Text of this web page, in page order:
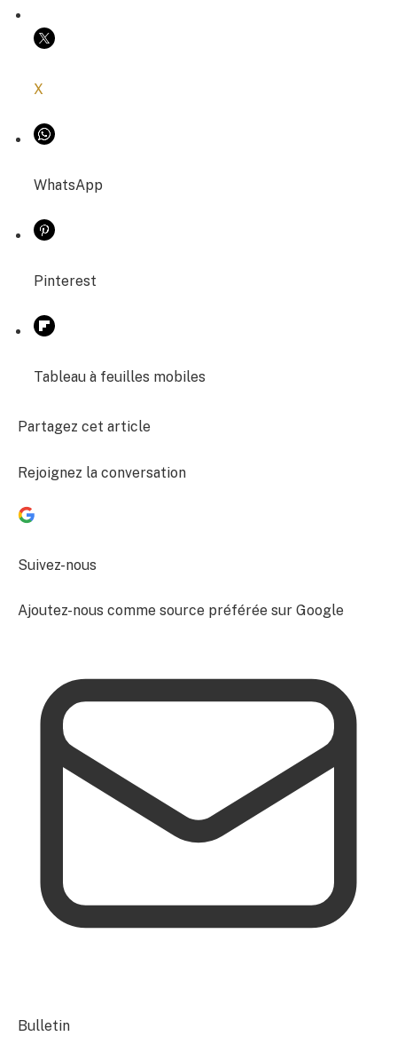
COPIER LE LIEN
X
WhatsApp
Pinterest
Tableau à feuilles mobiles
Partagez cet article
Rejoignez la conversation
Suivez-nous
Ajoutez-nous comme source préférée sur Google
Bulletin